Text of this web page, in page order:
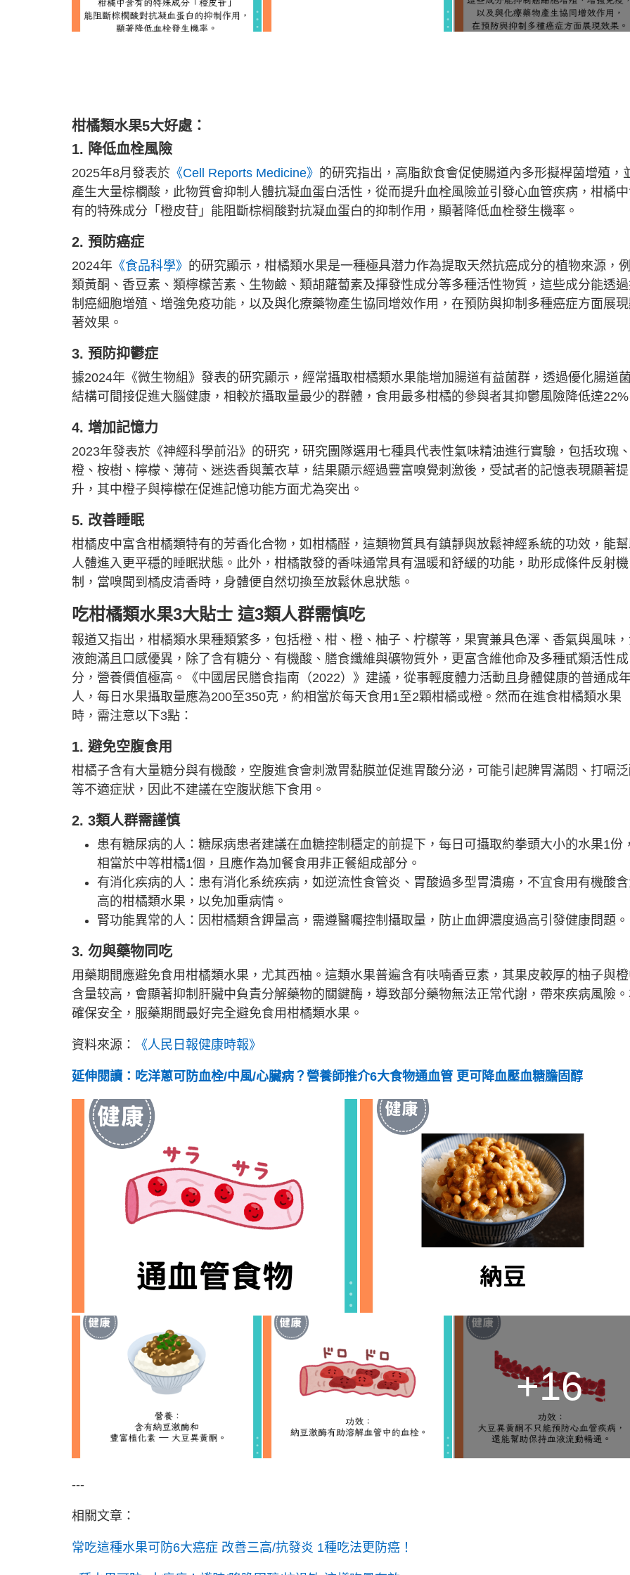
柑橘類水果5大好處：
1. 降低血栓風險
2025年8月發表於 《Cell Reports Medicine》 的研究指出，高脂飲食會促使腸道內多形擬桿菌增殖，
產生大量棕櫚酸，此物質會抑制人體抗凝血蛋白活性，從而提升血栓風險並引發心血管疾病，柑橘
有的特殊成分「橙皮苷」能阻斷棕榈酸對抗凝血蛋白的抑制作用，顯著降低血栓發生機率。
2. 預防癌症
2024年 《食品科學》 的研究顯示，柑橘類水果是一種極具潜力作為提取天然抗癌成分的植物來源，
類黃酮、香豆素、類檸檬苦素、生物鹼、類胡蘿蔔素及揮發性成分等多種活性物質，這些成分能透
制癌細胞增殖、增強免疫功能，以及與化療藥物產生協同增效作用，在預防與抑制多種癌症方面展
著效果。
3. 預防抑鬱症
據2024年《微生物組》發表的研究顯示，經常攝取柑橘類水果能增加腸道有益菌群，透過優化腸道
結構可間接促進大腦健康，相較於攝取量最少的群體，食用最多柑橘的參與者其抑鬱風險降低達
4. 增加記憶力
2023年發表於《神經科學前沿》的研究，研究團隊選用七種具代表性氣味精油進行實驗，包括玫瑰
橙、桉樹、檸檬、薄荷、迷迭香與薰衣草，結果顯示經過豐富嗅覺刺激後，受試者的記憶表現顯著提
升，其中橙子與檸檬在促進記憶功能方面尤為突出。
5. 改善睡眠
柑橘皮中富含柑橘類特有的芳香化合物，如柑橘醛，這類物質具有鎮靜與放鬆神經系統的功效，能
人體進入更平穩的睡眠狀態。此外，柑橘散發的香味通常具有温暖和舒緩的功能，助形成條件反射機
制，當嗅聞到橘皮清香時，身體便自然切換至放鬆休息狀態。
吃柑橘類水果3大貼士 這3類人群需慎吃
報道又指出，柑橘類水果種類繁多，包括橙、柑、橙、柚子、柠檬等，果實兼具色澤、香氣與風味
液飽滿且口感優異，除了含有糖分、有機酸、膳食纖維與礦物質外，更富含維他命及多種甙類活性成
分，營養價值極高。《中國居民膳食指南（2022）》建議，從事輕度體力活動且身體健康的普通成
人，每日水果攝取量應為200至350克，約相當於每天食用1至2顆柑橘或橙。然而在進食柑橘類水果
時，需注意以下3點：
1. 避免空腹食用
柑橘子含有大量糖分與有機酸，空腹進食會刺激胃黏膜並促進胃酸分泌，可能引起脾胃滿悶、打嗝
等不適症狀，因此不建議在空腹狀態下食用。
2. 3類人群需謹慎
患有糖尿病的人：糖尿病患者建議在血糖控制穩定的前提下，每日可攝取約拳頭大小的水果1份
相當於中等柑橘1個，且應作為加餐食用非正餐組成部分。
有消化疾病的人：患有消化系统疾病，如逆流性食管炎、胃酸過多型胃潰瘍，不宜食用有機酸
高的柑橘類水果，以免加重病情。
腎功能異常的人：因柑橘類含鉀量高，需遵醫囑控制攝取量，防止血鉀濃度過高引發健康問題。
3. 勿與藥物同吃
用藥期間應避免食用柑橘類水果，尤其西柚。這類水果普遍含有呋喃香豆素，其果皮較厚的柚子與
含量较高，會顯著抑制肝臟中負責分解藥物的關鍵酶，導致部分藥物無法正常代謝，帶來疾病風險
確保安全，服藥期間最好完全避免食用柑橘類水果。
資料來源： 《人民日報健康時報》
延伸閱讀：吃洋蔥可防血栓/中風/心臟病？營養師推介6大食物通血管 更可降血壓血糖膽固醇
+16
---
相關文章：
常吃這種水果可防6大癌症 改善三高/抗發炎 1種吃法更防癌！